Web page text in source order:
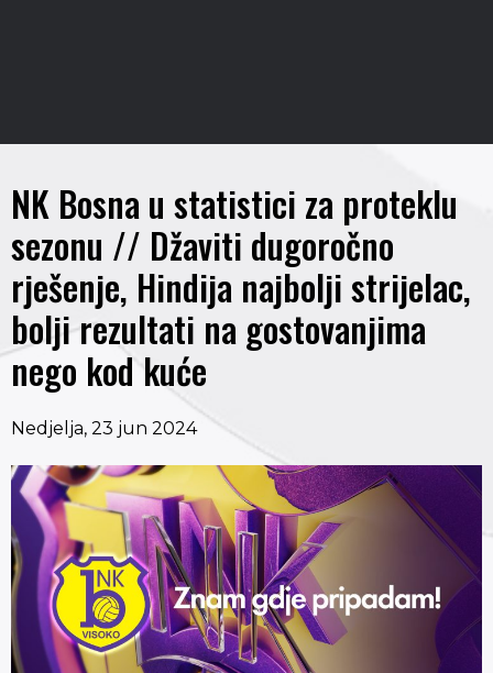
NK Bosna u statistici za proteklu
sezonu // Džaviti dugoročno
rješenje, Hindija najbolji strijelac,
bolji rezultati na gostovanjima
nego kod kuće
Nedjelja, 23 jun 2024